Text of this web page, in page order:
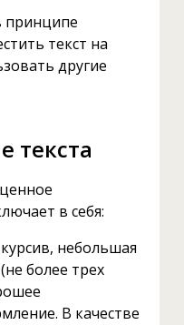
принципе
текст на
другие
текста
в себя:
небольшая
более трех
В качестве